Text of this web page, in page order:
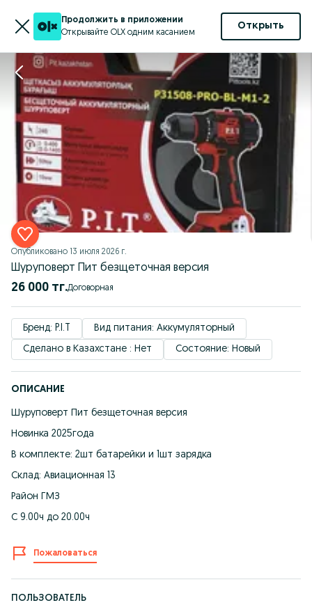
Продолжить в приложении
Открывайте OLX одним касанием
Открыть
Опубликовано 13 июля 2026 г.
Шуруповерт Пит безщеточная версия
26 000 тг. Договорная
Бренд: P.I.T
Вид питания: Аккумуляторный
Сделано в Казахстане : Нет
Состояние: Новый
ОПИСАНИЕ
Шуруповерт Пит безщеточная версия
Новинка 2025года
В комплекте: 2шт батарейки и 1шт зарядка
Склад: Авиационная 13
Район ГМЗ
С 9.00ч до 20.00ч
Пожаловаться
ПОЛЬЗОВАТЕЛЬ